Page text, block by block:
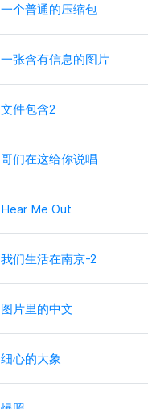
一个普通的压缩包
一张含有信息的图片
文件包含2
哥们在这给你说唱
Hear Me Out
我们生活在南京-2
图片里的中文
细心的大象